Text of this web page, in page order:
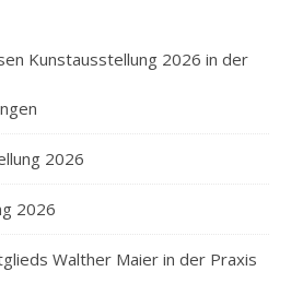
Kunstausstellung 2026 in der
2026
2026
Walther Maier in der Praxis